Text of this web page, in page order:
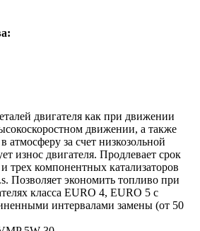
двигателя как при движении
движении, а также
за счет низкозольной
износ двигателя. Продлевает срок
трех компонентных катализаторов
Позволяет экономить топливо при
класса EURO 4, EURO 5 с
интервалами замены (от 50